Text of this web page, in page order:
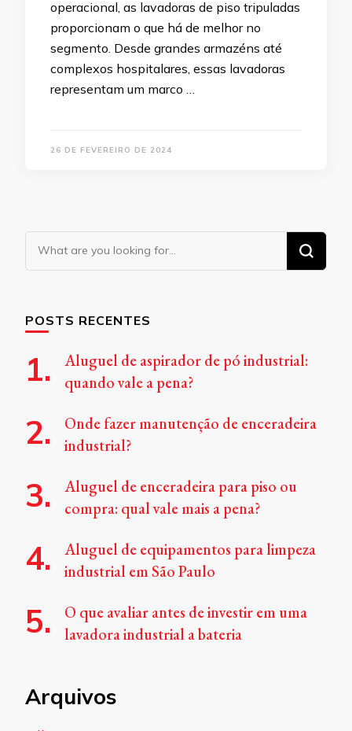
operacional, as lavadoras de piso tripuladas
proporcionam o que há de melhor no
segmento. Desde grandes armazéns até
complexos hospitalares, essas lavadoras
representam um marco …
26 DE FEVEREIRO DE 2024
Looking
for
POSTS RECENTES
Aluguel de aspirador de pó industrial:
quando vale a pena?
Onde fazer manutenção de enceradeira
industrial?
Aluguel de enceradeira para piso ou
compra: qual vale mais a pena?
Aluguel de equipamentos para limpeza
industrial em São Paulo
O que avaliar antes de investir em uma
lavadora industrial a bateria
Arquivos